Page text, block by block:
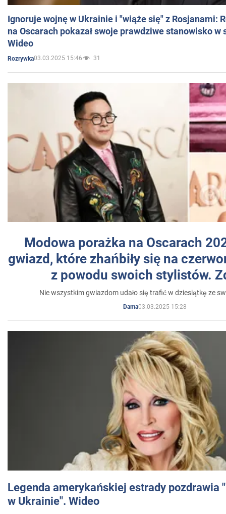
Ignoruje wojnę w Ukrainie i "wiąże się" z Rosjanami:
na Oscarach pokazał swoje prawdziwe stanowisko w
Wideo
Rozrywka03.03.2025 15:46 31
Modowa porażka na Oscarach
gwiazd, które zhańbiły się na
z powodu swoich stylistów.
Nie wszystkim gwiazdom udało się trafić w dziesiątkę ze
Dama03.03.2025 15:28
Legenda amerykańskiej estrady pozdrawia
w Ukrainie". Wideo